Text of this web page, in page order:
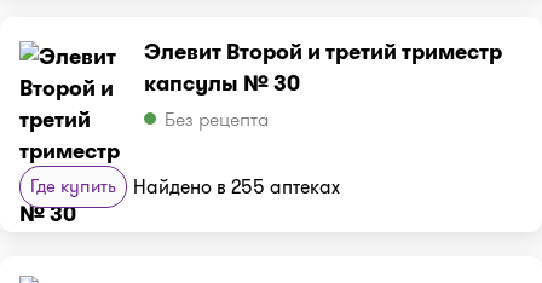
Элевит Второй и третий триместр
капсулы № 30
Без рецепта
Где купить Найдено в 255 аптеках